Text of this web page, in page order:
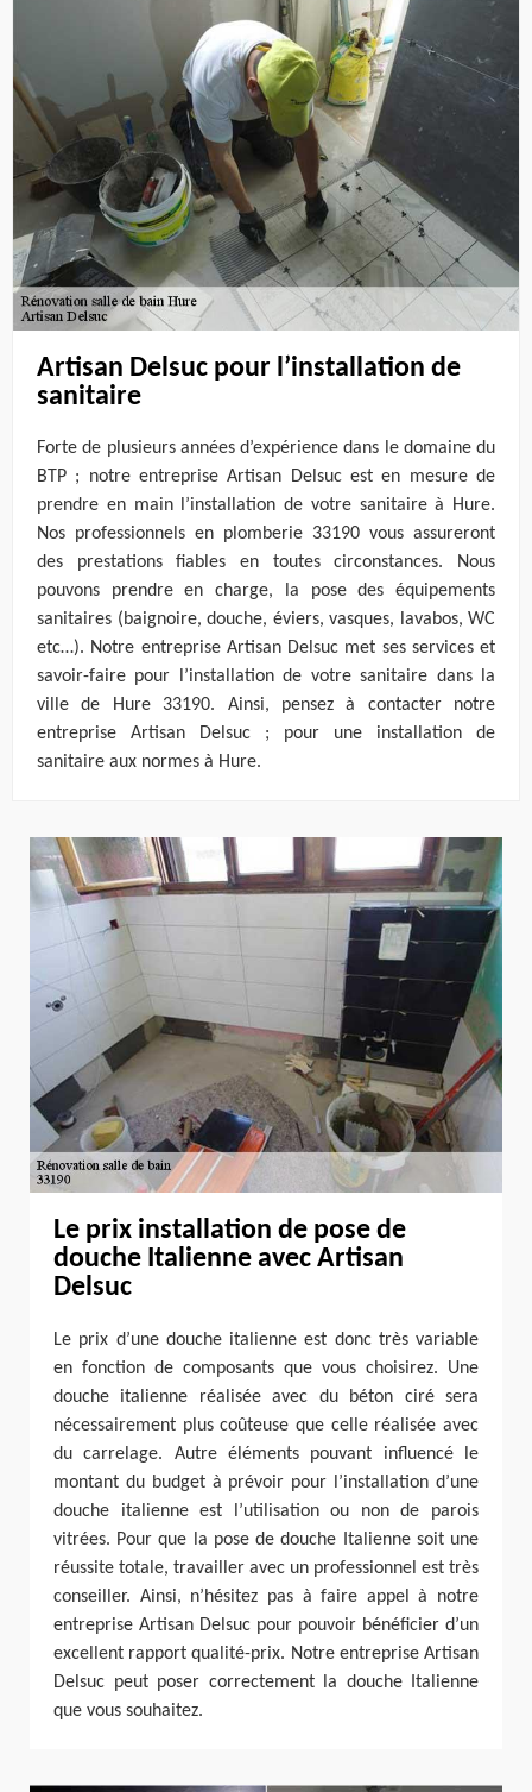
Artisan Delsuc pour l’installation de
sanitaire
Forte de plusieurs années d’expérience dans le domaine du
BTP ; notre entreprise Artisan Delsuc est en mesure de
prendre en main l’installation de votre sanitaire à Hure.
Nos professionnels en plomberie 33190 vous assureront
des prestations fiables en toutes circonstances. Nous
pouvons prendre en charge, la pose des équipements
sanitaires (baignoire, douche, éviers, vasques, lavabos, WC
etc…). Notre entreprise Artisan Delsuc met ses services et
savoir-faire pour l’installation de votre sanitaire dans la
ville de Hure 33190. Ainsi, pensez à contacter notre
entreprise Artisan Delsuc ; pour une installation de
sanitaire aux normes à Hure.
Le prix installation de pose de
douche Italienne avec Artisan
Delsuc
Le prix d’une douche italienne est donc très variable
en fonction de composants que vous choisirez. Une
douche italienne réalisée avec du béton ciré sera
nécessairement plus coûteuse que celle réalisée avec
du carrelage. Autre éléments pouvant influencé le
montant du budget à prévoir pour l’installation d’une
douche italienne est l’utilisation ou non de parois
vitrées. Pour que la pose de douche Italienne soit une
réussite totale, travailler avec un professionnel est très
conseiller. Ainsi, n’hésitez pas à faire appel à notre
entreprise Artisan Delsuc pour pouvoir bénéficier d’un
excellent rapport qualité-prix. Notre entreprise Artisan
Delsuc peut poser correctement la douche Italienne
que vous souhaitez.